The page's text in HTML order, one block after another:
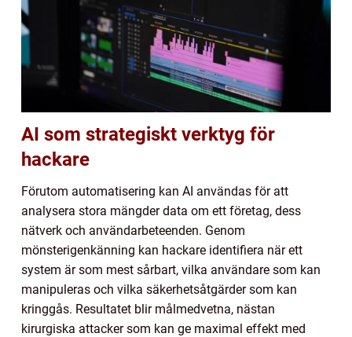
AI som strategiskt verktyg för
hackare
Förutom automatisering kan AI användas för att
analysera stora mängder data om ett företag, dess
nätverk och användarbeteenden. Genom
mönsterigenkänning kan hackare identifiera när ett
system är som mest sårbart, vilka användare som kan
manipuleras och vilka säkerhetsåtgärder som kan
kringgås. Resultatet blir målmedvetna, nästan
kirurgiska attacker som kan ge maximal effekt med